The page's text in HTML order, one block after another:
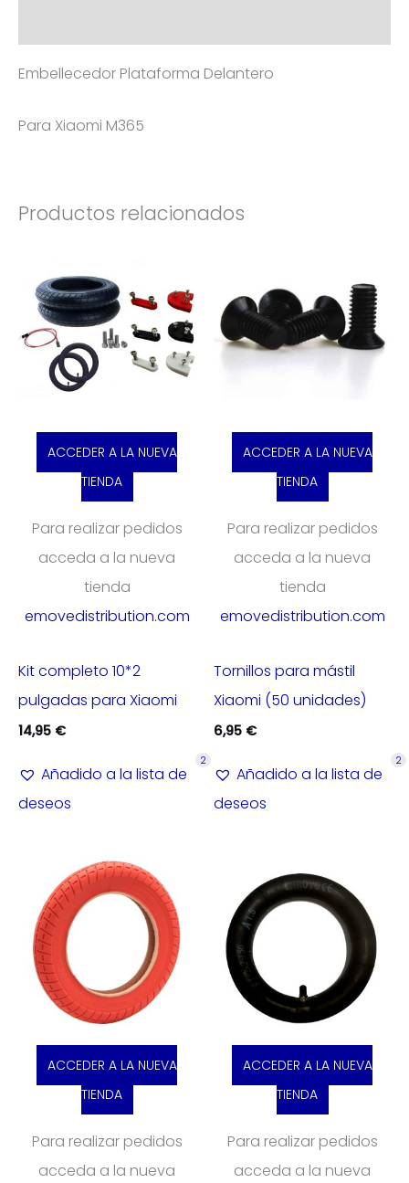
Embellecedor Plataforma Delantero
Para Xiaomi M365
Productos relacionados
ACCEDER A LA NUEVA
TIENDA
Para realizar pedidos
acceda a la nueva
tienda
emovedistribution.com
Kit completo 10*2
pulgadas para Xiaomi
14,95 €
Añadido a la lista de
deseos
2
ACCEDER A LA NUEVA
TIENDA
Para realizar pedidos
acceda a la nueva
tienda
emovedistribution.com
Tornillos para mástil
Xiaomi (50 unidades)
6,95 €
Añadido a la lista de
deseos
2
ACCEDER A LA NUEVA
TIENDA
Para realizar pedidos
acceda a la nueva
ACCEDER A LA NUEVA
TIENDA
Para realizar pedidos
acceda a la nueva